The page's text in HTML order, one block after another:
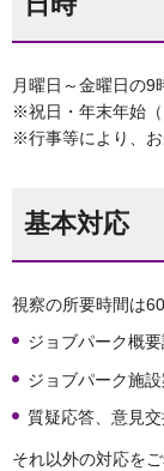
月曜日～金曜日の9
※祝日・年末年始（
※行事等により、お
基本対応
視察の所要時間は60
ジョブパーク概
ジョブパーク施
質疑応答、意見
それ以外の対応を